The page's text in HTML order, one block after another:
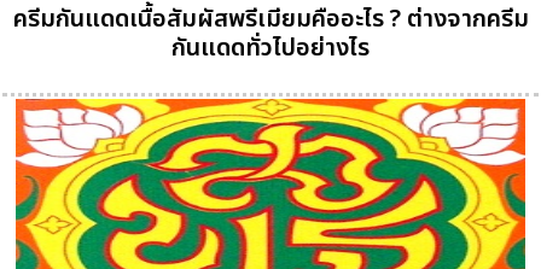
ครีมกันแดดเนื้อสัมผัสพรีเมียมคืออะไร ? ต่างจากครีม
กันแดดทั่วไปอย่างไร